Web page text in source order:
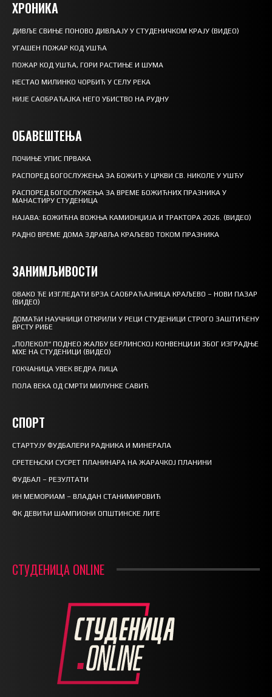
ХРОНИКА
ДИВЉЕ СВИЊЕ ПОНОВО ДИВЉАЈУ У СТУДЕНИЧКОМ КРАЈУ (ВИДЕО)
УГАШЕН ПОЖАР КОД УШЋА
ПОЖАР КОД УШЋА, ГОРИ РАСТИЊЕ И ШУМА
НЕСТАО МИЛИНКО ЧОРБИЋ У СЕЛУ РЕКА
НИЈЕ САОБРАЋАЈКА НЕГО УБИСТВО НА РУДНУ
ОБАВЕШТЕЊА
ПОЧИЊЕ УПИС ПРВАКА
РАСПОРЕД БОГОСЛУЖЕЊА ЗА БОЖИЋ У ЦРКВИ СВ. НИКОЛЕ У УШЋУ
РАСПОРЕД БОГОСЛУЖЕЊА ЗА ВРЕМЕ БОЖИЋНИХ ПРАЗНИКА У
МАНАСТИРУ СТУДЕНИЦА
НАЈАВА: БОЖИЋНА ВОЖЊА КАМИОНЏИЈА И ТРАКТОРА 2026. (ВИДЕО)
РАДНО ВРЕМЕ ДОМА ЗДРАВЉА КРАЉЕВО ТОКОМ ПРАЗНИКА
ЗАНИМЉИВОСТИ
ОВАКО ЋЕ ИЗГЛЕДАТИ БРЗА САОБРАЋАЈНИЦА КРАЉЕВО – НОВИ ПАЗАР
(ВИДЕО)
ДОМАЋИ НАУЧНИЦИ ОТКРИЛИ У РЕЦИ СТУДЕНИЦИ СТРОГО ЗАШТИЋЕНУ
ВРСТУ РИБЕ
„ПОЛЕКОЛ“ ПОДНЕО ЖАЛБУ БЕРЛИНСКОЈ КОНВЕНЦИЈИ ЗБОГ ИЗГРАДЊЕ
МХЕ НА СТУДЕНИЦИ (ВИДЕО)
ГОКЧАНИЦА УВЕК ВЕДРА ЛИЦА
ПОЛА ВЕКА ОД СМРТИ МИЛУНКЕ САВИЋ
СПОРТ
СТАРТУЈУ ФУДБАЛЕРИ РАДНИКА И МИНЕРАЛА
СРЕТЕЊСКИ СУСРЕТ ПЛАНИНАРА НА ЖАРАЧКОЈ ПЛАНИНИ
ФУДБАЛ – РЕЗУЛТАТИ
ИН МЕМОРИАМ – ВЛАДАН СТАНИМИРОВИЋ
ФК ДЕВИЋИ ШАМПИОНИ ОПШТИНСКЕ ЛИГЕ
СТУДЕНИЦА ONLINE